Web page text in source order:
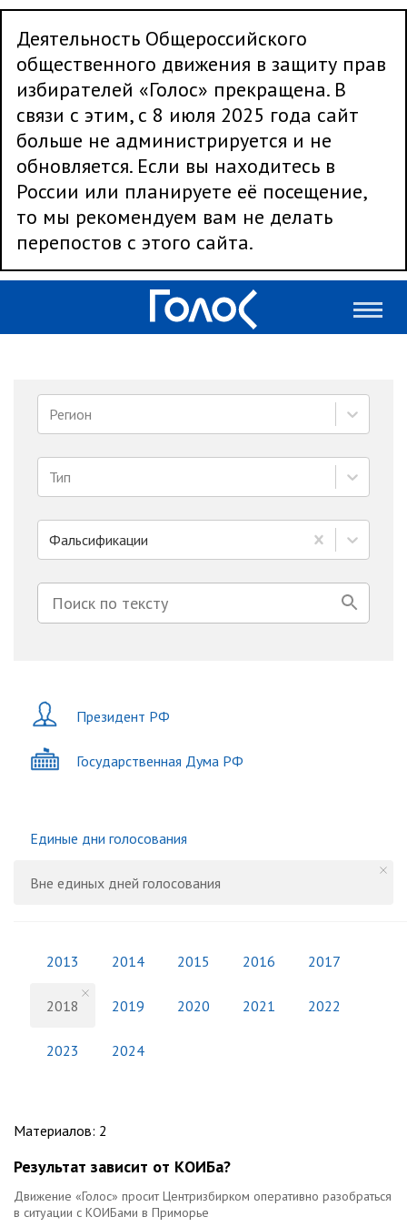
Деятельность Общероссийского
общественного движения в защиту прав
избирателей «Голос» прекращена. В
связи с этим, с 8 июля 2025 года сайт
больше не администрируется и не
обновляется. Если вы находитесь в
России или планируете её посещение,
то мы рекомендуем вам не делать
перепостов с этого сайта.
Регион
Тип
Фальсификации
Президент РФ
Государственная Дума РФ
Единые дни голосования
Вне единых дней голосования
2013 2014 2015 2016 2017
2018 2019 2020 2021 2022
2023 2024
Материалов: 2
Результат зависит от КОИБа?
Движение «Голос» просит Центризбирком оперативно разобраться
в ситуации с КОИБами в Приморье